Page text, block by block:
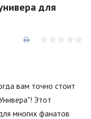
для
вам точно стоит
Этот
многих фанатов